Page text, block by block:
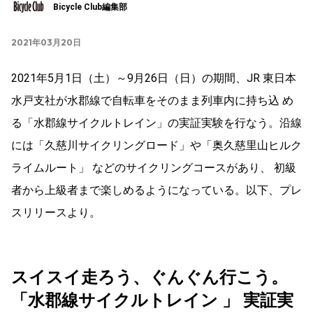
Bicycle Club編集部
2021年03月20日
2021年5月1日（土）～9月26日（日）の期間、JR 東日本
水戸支社が水郡線で自転車をそのまま列車内に持ち込 め
る「水郡線サイクルトレイン」の実証実験を行なう。沿線
には「久慈川サイクリングロード」や「奥久慈里山ヒルク
ライムルート」 などのサイクリングコースがあり、 初級
者から上級者まで楽しめるようになっている。以下、プレ
スリリースより。
スイスイ走ろう、ぐんぐん行こう。
「水郡線サイクルトレイン 」 実証実